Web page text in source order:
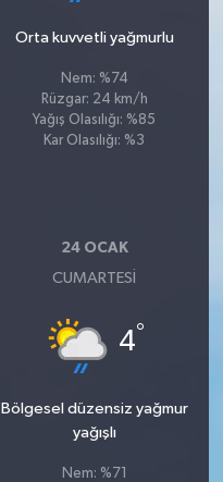
Orta kuvvetli yağmurlu
Nem: %74
Rüzgar: 24 km/h
Yağış Olasılığı: %85
Kar Olasılığı: %3
24 OCAK
CUMARTESI
4°
Bölgesel düzensiz yağmur
yağışlı
Nem: %71